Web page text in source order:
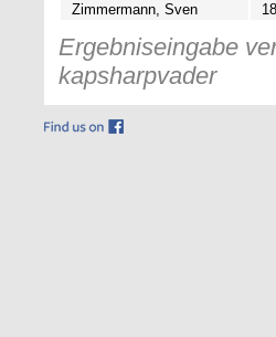
Zimmermann, Sven
Ergebniseingabe
kapsharpvader